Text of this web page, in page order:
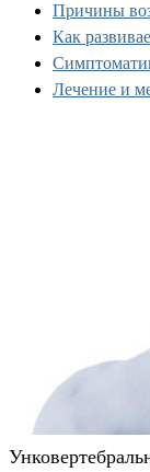
Причины
Как
Лечение и